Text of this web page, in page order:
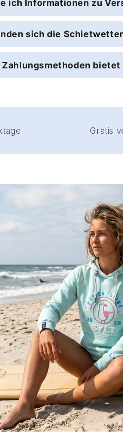
ich Informationen zu
sich die
Zahlungsmethoden
1-3 Werktage